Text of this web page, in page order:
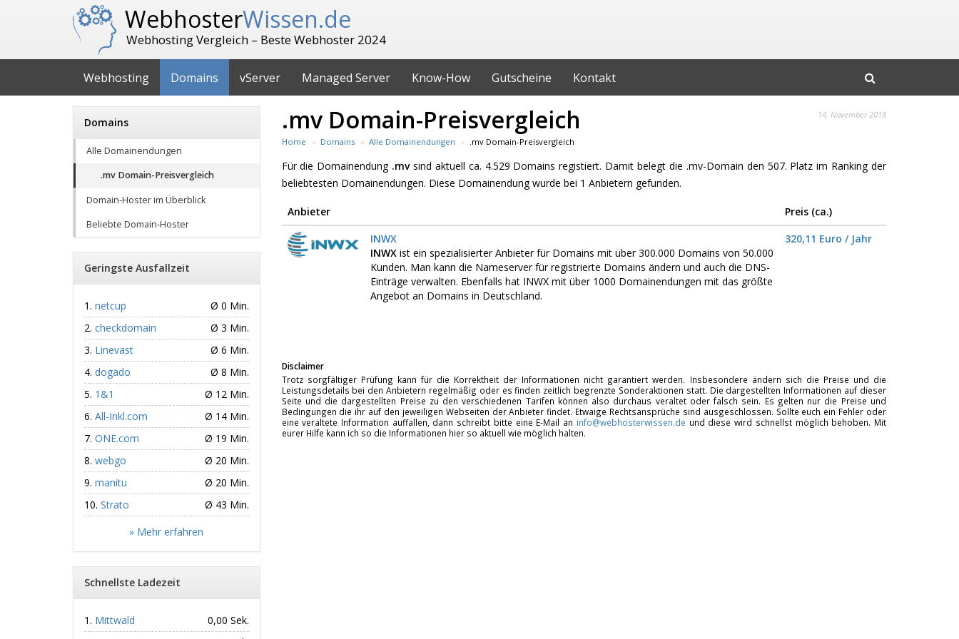
WebhosterWissen.de
Webhosting Vergleich – Beste Webhoster 2024
Webhosting Domains vServer Managed Server Know-How Gutscheine Kontakt
14. November 2018
.mv Domain-Preisvergleich
Home Domains Alle Domainendungen .mv Domain-Preisvergleich
Für die Domainendung .mvsind aktuell ca. 4.529 Domains registiert. Damit belegt die .mv-Domain den 507. Platz im Ranking der
beliebtesten Domainendungen. Diese Domainendung wurde bei 1 Anbietern gefunden.
Anbieter
Preis (ca.)
INWX
INWXist ein spezialisierter Anbieter für Domains mit über 300.000 Domains von 50.000
Kunden. Man kann die Nameserver für registrierte Domains ändern und auch die DNS-
Einträge verwalten. Ebenfalls hat INWX mit über 1000 Domainendungen mit das größte
Angebot an Domains in Deutschland.
320,11 Euro / Jahr
Disclaimer
Trotz sorgfältiger Prüfung kann für die Korrektheit der Informationen nicht garantiert werden. Insbesondere ändern sich die Preise und die
Leistungsdetails bei den Anbietern regelmäßig oder es finden zeitlich begrenzte Sonderaktionen statt. Die dargestellten Informationen auf dieser
Seite und die dargestellten Preise zu den verschiedenen Tarifen können also durchaus veraltet oder falsch sein. Es gelten nur die Preise und
Bedingungen die ihr auf den jeweiligen Webseiten der Anbieter findet. Etwaige Rechtsansprüche sind ausgeschlossen. Sollte euch ein Fehler oder
eine veraltete Information auffallen, dann schreibt bitte eine E-Mail an info@webhosterwissen.de und diese wird schnellst möglich behoben. Mit
eurer Hilfe kann ich so die Informationen hier so aktuell wie möglich halten.
Domains
Alle Domainendungen
.mv Domain-Preisvergleich
Domain-Hoster im Überblick
Beliebte Domain-Hoster
Geringste Ausfallzeit
netcup
Ø 0 Min.
checkdomain
Ø 3 Min.
Linevast
Ø 6 Min.
dogado
Ø 8 Min.
1&1
Ø 12 Min.
All-Inkl.com
Ø 14 Min.
ONE.com
Ø 19 Min.
webgo
Ø 20 Min.
manitu
Ø 20 Min.
Strato
Ø 43 Min.
» Mehr erfahren
Schnellste Ladezeit
Mittwald
0,00 Sek.